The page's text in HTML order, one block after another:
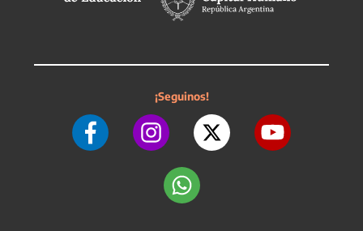
¡Seguinos!